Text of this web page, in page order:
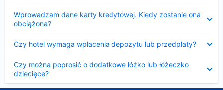
Wprowadzam dane karty kredytowej. Kiedy zostanie ona
obciążona?
Czy hotel wymaga wpłacenia depozytu lub przedpłaty?
Czy można poprosić o dodatkowe łóżko lub łóżeczko
dziecięce?